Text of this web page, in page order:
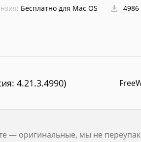
Бесплатно для Mac OS
4.21.3.4990)
— оригинальные, мы не